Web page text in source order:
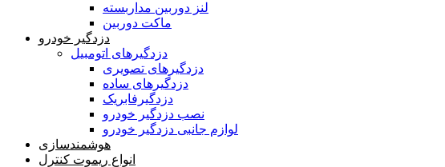
لنز دوربین مداربسته
ماکت دوربین
دزدگیر خودرو
دزدگیرهای اتومبیل
دزدگیرهای تصویری
دزدگیرهای ساده
دزدگیرفابریک
نصب دزدگیر خودرو
لوازم جانبی دزدگیر خودرو
هوشمندسازی
انواع ریموت کنترل